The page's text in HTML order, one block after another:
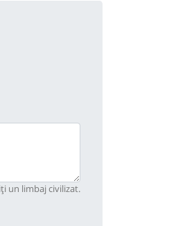
un limbaj civilizat.